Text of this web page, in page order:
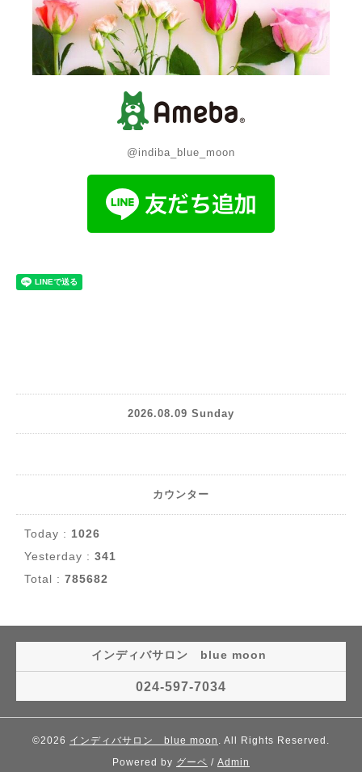
@indiba_blue_moon
2026.08.09 Sunday
カウンター
Today : 1026
Yesterday : 341
Total : 785682
インディバサロン blue moon
024-597-7034
©2026 インディバサロン blue moon . All Rights Reserved.
Powered by グーペ / Admin